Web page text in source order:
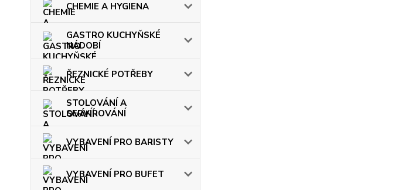
CHEMIE A HYGIENA
GASTRO KUCHYŇSKÉ
NÁDOBÍ
ŘEZNICKÉ POTŘEBY
STOLOVÁNÍ A
SERVÍROVÁNÍ
VYBAVENÍ PRO BARISTY
VYBAVENÍ PRO BUFET